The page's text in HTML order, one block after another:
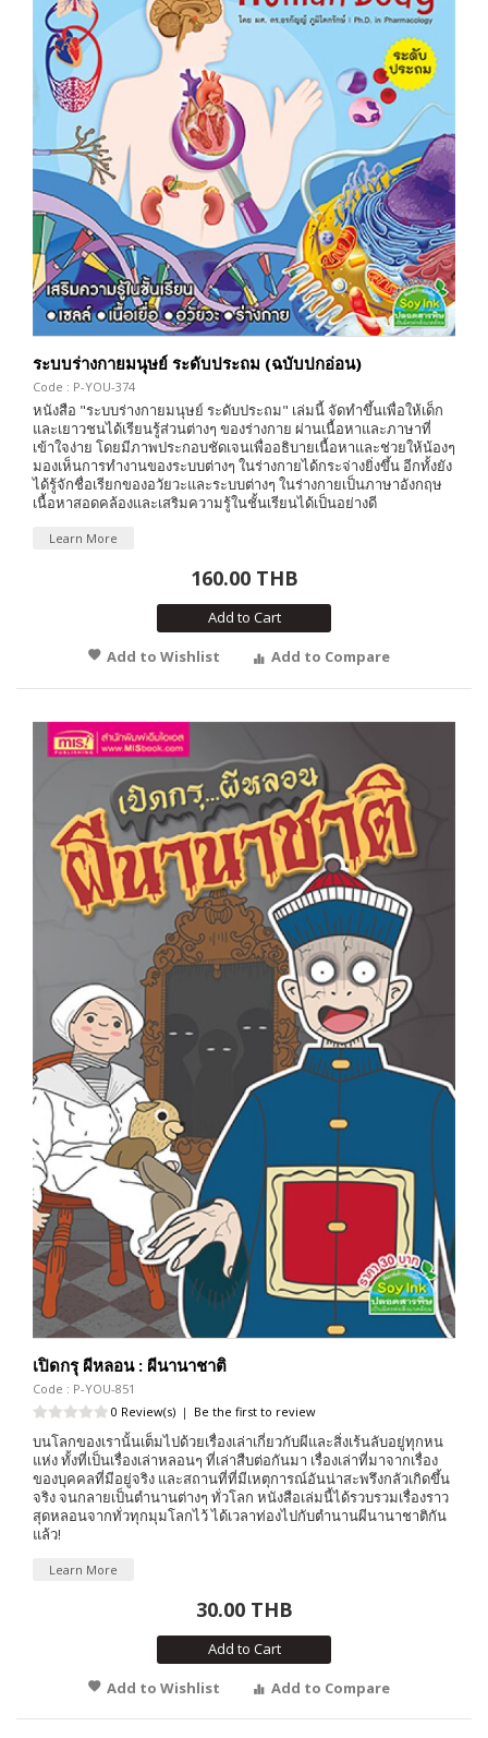
ระบบร่างกายมนุษย์ ระดับประถม (ฉบับปกอ่อน)
Code : P-YOU-374
หนังสือ "ระบบร่างกายมนุษย์ ระดับประถม" เล่มนี้ จัดทำขึ้นเพื่อให้เด็ก
และเยาวชนได้เรียนรู้ส่วนต่างๆ ของร่างกาย ผ่านเนื้อหาและภาษาที่
เข้าใจง่าย โดยมีภาพประกอบชัดเจนเพื่ออธิบายเนื้อหาและช่วยให้น้องๆ
มองเห็นการทำงานของระบบต่างๆ ในร่างกายได้กระจ่างยิ่งขึ้น อีกทั้งยัง
ได้รู้จักชื่อเรียกของอวัยวะและระบบต่างๆ ในร่างกายเป็นภาษาอังกฤษ
เนื้อหาสอดคล้องและเสริมความรู้ในชั้นเรียนได้เป็นอย่างดี
Learn More
160.00 THB
Add to Cart
Add to Wishlist
Add to Compare
เปิดกรุ ผีหลอน : ผีนานาชาติ
Code : P-YOU-851
0 Review(s) | Be the first to review
บนโลกของเรานั้นเต็มไปด้วยเรื่องเล่าเกี่ยวกับผีและสิ่งเร้นลับอยู่ทุกหน
แห่ง ทั้งที่เป็นเรื่องเล่าหลอนๆ ที่เล่าสืบต่อกันมา เรื่องเล่าที่มาจากเรื่อง
ของบุคคลที่มีอยู่จริง และสถานที่ที่มีเหตุการณ์อันน่าสะพรึงกลัวเกิดขึ้น
จริง จนกลายเป็นตำนานต่างๆ ทั่วโลก หนังสือเล่มนี้ได้รวบรวมเรื่องราว
สุดหลอนจากทั่วทุกมุมโลกไว้ ได้เวลาท่องไปกับตำนานผีนานาชาติกัน
แล้ว!
Learn More
30.00 THB
Add to Cart
Add to Wishlist
Add to Compare